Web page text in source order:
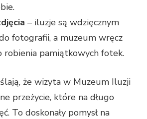
– iluzje są wdzięcznym
fotografii, a muzeum wręcz
robienia pamiątkowych fotek.
że wizyta w Muzeum Iluzji
przeżycie, które na długo
To doskonały pomysł na